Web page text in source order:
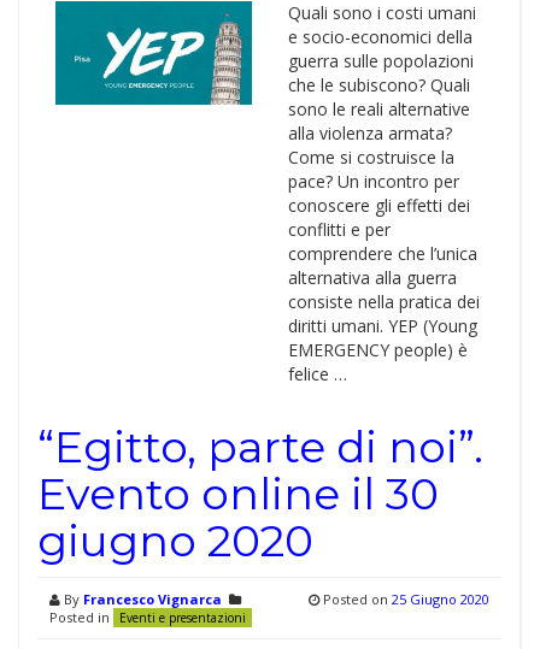
Quali sono i costi umani
e socio-economici della
guerra sulle popolazioni
che le subiscono? Quali
sono le reali alternative
alla violenza armata?
Come si costruisce la
pace? Un incontro per
conoscere gli effetti dei
conflitti e per
comprendere che l’unica
alternativa alla guerra
consiste nella pratica dei
diritti umani. YEP (Young
EMERGENCY people) è
felice …
“Egitto, parte di noi”.
Evento online il 30
giugno 2020
By Francesco Vignarca
Posted in
Eventi e presentazioni
Posted on 25 Giugno 2020